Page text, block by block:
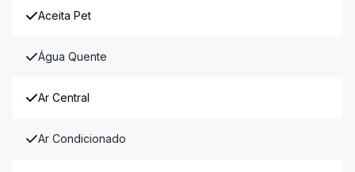
Aceita Pet
Água Quente
Ar Central
Ar Condicionado